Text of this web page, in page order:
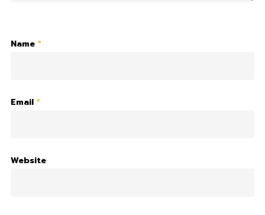
Name *
Email *
Website